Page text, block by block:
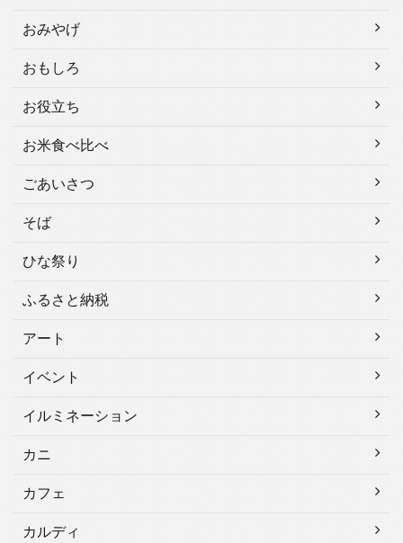
おみやげ
おもしろ
お役立ち
お米食べ比べ
ごあいさつ
そば
ひな祭り
ふるさと納税
アート
イベント
イルミネーション
カニ
カフェ
カルディ